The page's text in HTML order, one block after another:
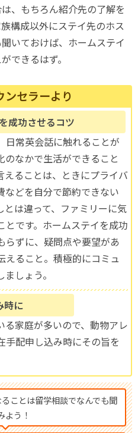
、もちろん紹介先の了解を
構成以外にステイ先のホス
いておけば、ホームステイ
できるはず。
ンセラーより
成功させるコツ
日常英会話に触れることが
なかで生活ができること
えることは、ときにプライバ
などを自分で節約できない
とは違って、ファミリーに気
とです。ホームステイを成功
らずに、疑問点や要望があ
えること。積極的にコミュ
しょう。
時に
家庭が多いので、動物アレ
手配申し込み時にその旨を
ことは留学相談でなんでも聞
よう！